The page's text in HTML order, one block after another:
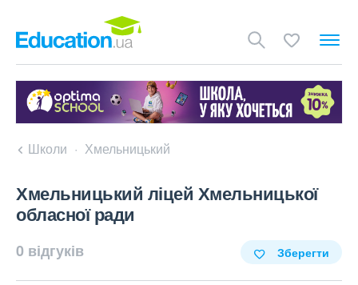
Школи Хмельницький
Хмельницький ліцей Хмельницької
обласної ради
0 відгуків Зберегти